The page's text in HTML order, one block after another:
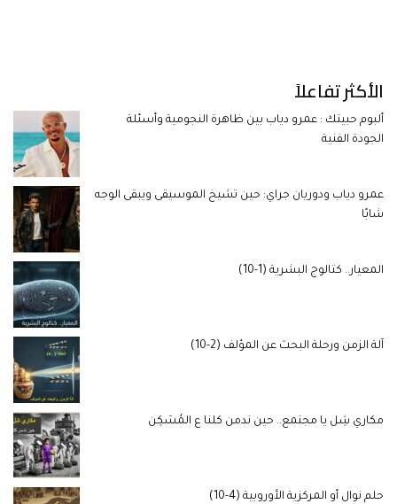
الأكثر تفاعلاً
ألبوم حبيتك : عمرو دياب بين ظاهرة النجومية وأسئلة
الجودة الفنية
عمرو دياب ودوريان جراي: حين تشيخ الموسيقى ويبقى الوجه
شابًا
المعيار.. كتالوج البشرية (1-10)
آلة الزمن ورحلة البحث عن المؤلف (2-10)
مكاري شِل يا مجتمع.. حين ندمن كلنا ع المُسَكِن
حلم نوال أو المركزية الأوروبية (4-10)